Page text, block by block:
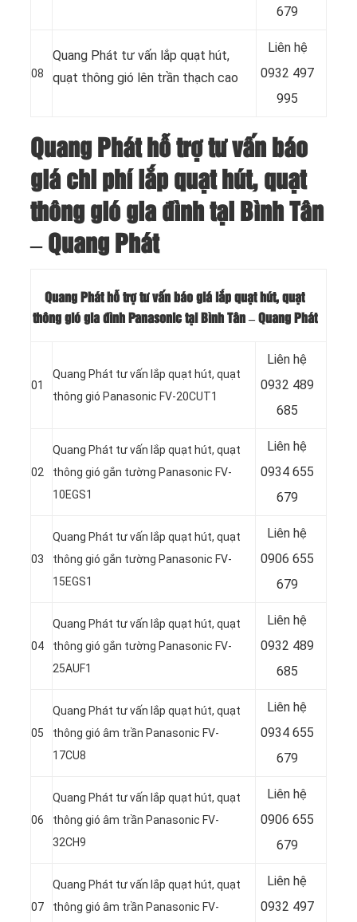
679
08
Quang Phát tư vấn lắp quạt hút,
quạt thông gió lên trần thạch cao
Liên hệ
0932 497
995
Quang Phát hỗ trợ tư vấn báo
giá chi phí lắp quạt hút, quạt
thông gió gia đình tại Bình Tân
– Quang Phát
Quang Phát hỗ trợ tư vấn báo giá lắp quạt hút, quạt
thông gió gia đình Panasonic tại Bình Tân – Quang Phát
01
Quang Phát tư vấn lắp quạt hút, quạt
thông gió Panasonic FV-20CUT1
Liên hệ
0932 489
685
02
Quang Phát tư vấn lắp quạt hút, quạt
thông gió gắn tường Panasonic FV-
10EGS1
Liên hệ
0934 655
679
03
Quang Phát tư vấn lắp quạt hút, quạt
thông gió gắn tường Panasonic FV-
15EGS1
Liên hệ
0906 655
679
04
Quang Phát tư vấn lắp quạt hút, quạt
thông gió gắn tường Panasonic FV-
25AUF1
Liên hệ
0932 489
685
05
Quang Phát tư vấn lắp quạt hút, quạt
thông gió âm trần Panasonic FV-
17CU8
Liên hệ
0934 655
679
06
Quang Phát tư vấn lắp quạt hút, quạt
thông gió âm trần Panasonic FV-
32CH9
Liên hệ
0906 655
679
07
Quang Phát tư vấn lắp quạt hút, quạt
thông gió âm trần Panasonic FV-
Liên hệ
0932 497